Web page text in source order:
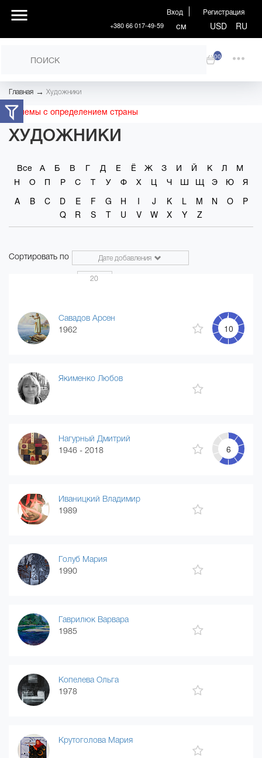
Вход Регистрация
+380 66 017-49-59 см USD RU
00
Главная → Художники
Проблемы с определением страны
ХУДОЖНИКИ
Все А Б В Г Д Е Ё Ж З И Й К Л
М
Н
О П Р С Т У Ф Х Ц Ч Ш Щ Э Ю
Я
A
B C D E F G H I J K L M N O
P
Q
R S T U V W X Y Z
Сортировать по Дате добавления
20
Савадов Арсен
1962
10
Якименко Любов
Нагурный Дмитрий
1946 - 2018
6
Иваницкий Владимир
1989
Голуб Мария
1990
Гаврилюк Варвара
1985
Копелева Ольга
1978
Крутоголова Мария